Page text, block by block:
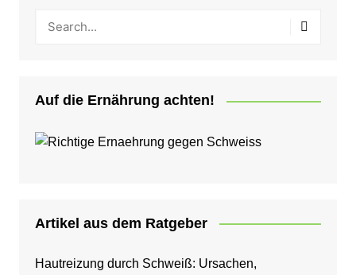
Auf die Ernährung achten!
Artikel aus dem Ratgeber
Hautreizung durch Schweiß: Ursachen,